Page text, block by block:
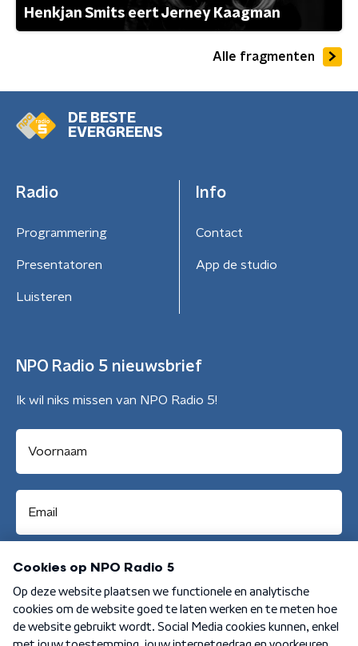
Henkjan Smits eert Jerney Kaagman
Alle fragmenten
DE BESTE
EVERGREENS
Radio
Programmering
Presentatoren
Luisteren
Info
Contact
App de studio
NPO Radio 5 nieuwsbrief
Ik wil niks missen van NPO Radio 5!
Aanmelden
Algemene voorwaarden Privacybeleid